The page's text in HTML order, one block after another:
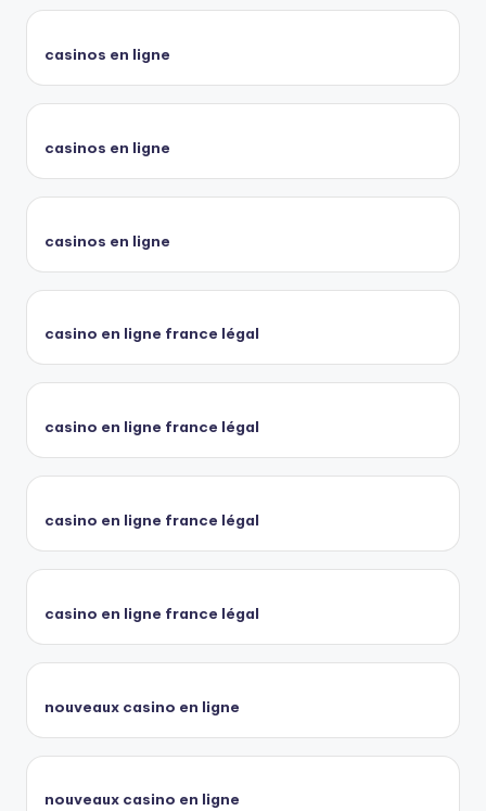
casinos en ligne
casinos en ligne
casinos en ligne
casino en ligne france légal
casino en ligne france légal
casino en ligne france légal
casino en ligne france légal
nouveaux casino en ligne
nouveaux casino en ligne